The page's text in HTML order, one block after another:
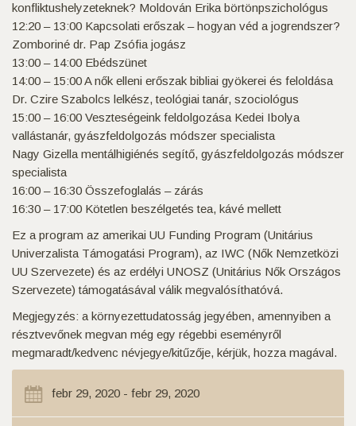
konfliktushelyzeteknek? Moldován Erika börtönpszichológus
12:20 – 13:00 Kapcsolati erőszak – hogyan véd a jogrendszer?
Zomboriné dr. Pap Zsófia jogász
13:00 – 14:00 Ebédszünet
14:00 – 15:00 A nők elleni erőszak bibliai gyökerei és feloldása
Dr. Czire Szabolcs lelkész, teológiai tanár, szociológus
15:00 – 16:00 Veszteségeink feldolgozása Kedei Ibolya
vallástanár, gyászfeldolgozás módszer specialista
Nagy Gizella mentálhigiénés segítő, gyászfeldolgozás módszer
specialista
16:00 – 16:30 Összefoglalás – zárás
16:30 – 17:00 Kötetlen beszélgetés tea, kávé mellett
Ez a program az amerikai UU Funding Program (Unitárius
Univerzalista Támogatási Program), az IWC (Nők Nemzetközi
UU Szervezete) és az erdélyi UNOSZ (Unitárius Nők Országos
Szervezete) támogatásával válik megvalósíthatóvá.
Megjegyzés: a környezettudatosság jegyében, amennyiben a
résztvevőnek megvan még egy régebbi eseményről
megmaradt/kedvenc névjegye/kitűzője, kérjük, hozza magával.
febr 29, 2020 - febr 29, 2020